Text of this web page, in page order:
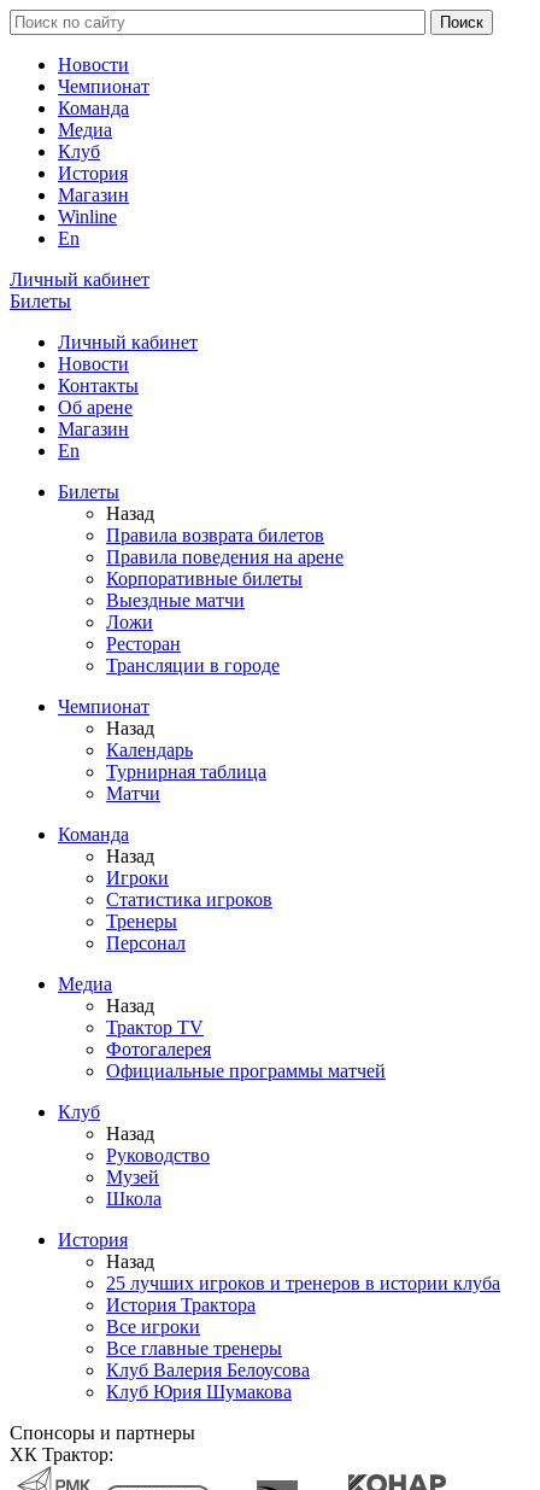
Новости
Чемпионат
Команда
Медиа
Клуб
История
Магазин
Winline
En
Личный кабинет
Билеты
Личный кабинет
Новости
Контакты
Об арене
Магазин
En
Билеты
Назад
Правила возврата билетов
Правила поведения на арене
Корпоративные билеты
Выездные матчи
Ложи
Ресторан
Трансляции в городе
Чемпионат
Назад
Календарь
Турнирная таблица
Матчи
Команда
Назад
Игроки
Статистика игроков
Тренеры
Персонал
Медиа
Назад
Трактор TV
Фотогалерея
Официальные программы матчей
Клуб
Назад
Руководство
Музей
Школа
История
Назад
25 лучших игроков и тренеров в истории клуба
История Трактора
Все игроки
Все главные тренеры
Клуб Валерия Белоусова
Клуб Юрия Шумакова
Спонсоры и партнеры
ХК Трактор: